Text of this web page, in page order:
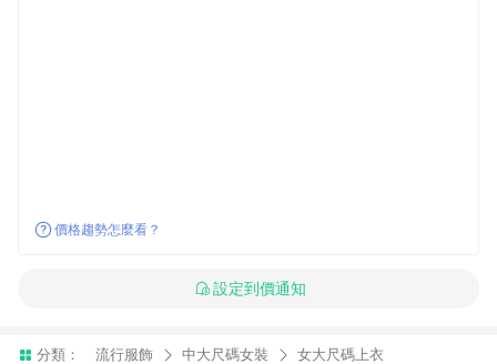
價格趨勢怎麼看？
設定到價通知
分類： 流行服飾 中大尺碼女裝 女大尺碼上衣